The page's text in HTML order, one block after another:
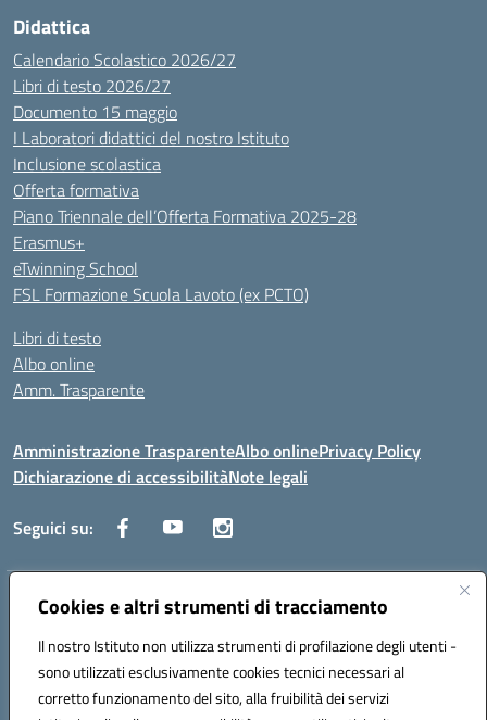
Cookies e altri strumenti di tracciamento
Il nostro Istituto non utilizza strumenti di profilazione degli utenti -
sono utilizzati esclusivamente cookies tecnici necessari al
corretto funzionamento del sito, alla fruibilità dei servizi
Didattica
Calendario Scolastico 2026/27
Libri di testo 2026/27
Documento 15 maggio
I Laboratori didattici del nostro Istituto
Inclusione scolastica
Offerta formativa
Piano Triennale dell’Offerta Formativa 2025-28
Erasmus+
eTwinning School
FSL Formazione Scuola Lavoto (ex PCTO)
Libri di testo
Albo online
Amm. Trasparente
Amministrazione TrasparenteAlbo onlinePrivacy Policy
Dichiarazione di accessibilitàNote legali
Seguici su:
Indirizzo:Lecce
Posta elettronica certificata (PEC):leis03400t@pec.istruzione.it
Codice fiscale: 80010750752
Codice meccanografico: leis03400t